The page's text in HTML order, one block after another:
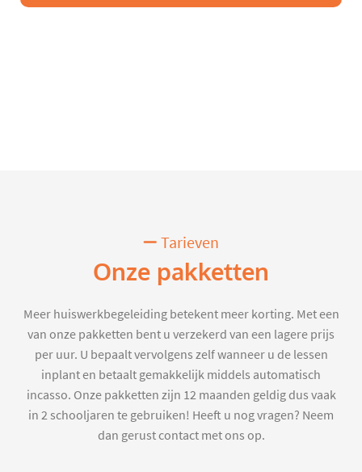
Tarieven
Onze pakketten
Meer huiswerkbegeleiding betekent meer korting. Met een
van onze pakketten bent u verzekerd van een lagere prijs
per uur. U bepaalt vervolgens zelf wanneer u de lessen
inplant en betaalt gemakkelijk middels automatisch
incasso. Onze pakketten zijn 12 maanden geldig dus vaak
in 2 schooljaren te gebruiken! Heeft u nog vragen? Neem
dan gerust contact met ons op.